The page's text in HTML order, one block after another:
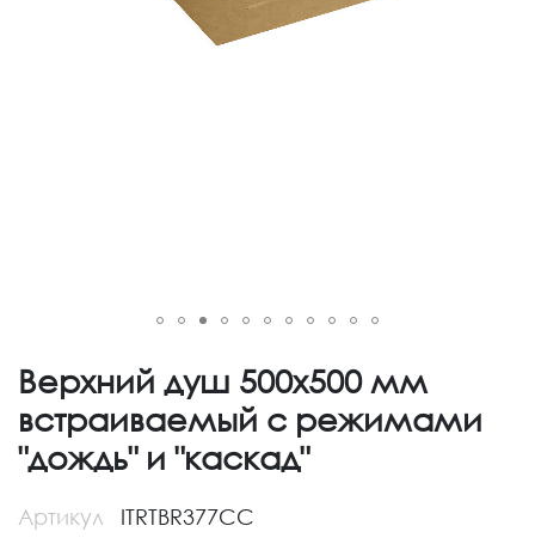
Верхний душ 500х500 мм
встраиваемый с режимами
"дождь" и "каскад"
Артикул ITRTBR377CC